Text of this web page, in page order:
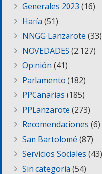
Generales 2023 (16)
Haría (51)
NNGG Lanzarote (33)
NOVEDADES (2.127)
Opinión (41)
Parlamento (182)
PPCanarias (185)
PPLanzarote (273)
Recomendaciones (6)
San Bartolomé (87)
Servicios Sociales (43)
Sin categoría (54)